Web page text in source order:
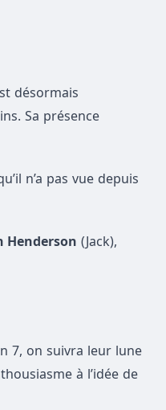
désormais
Sa présence
n’a pas vue depuis
Henderson (Jack),
7, on suivra leur lune
à l’idée de